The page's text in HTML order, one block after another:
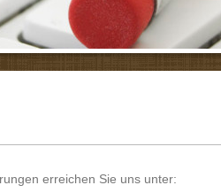
erreichen Sie uns unter: